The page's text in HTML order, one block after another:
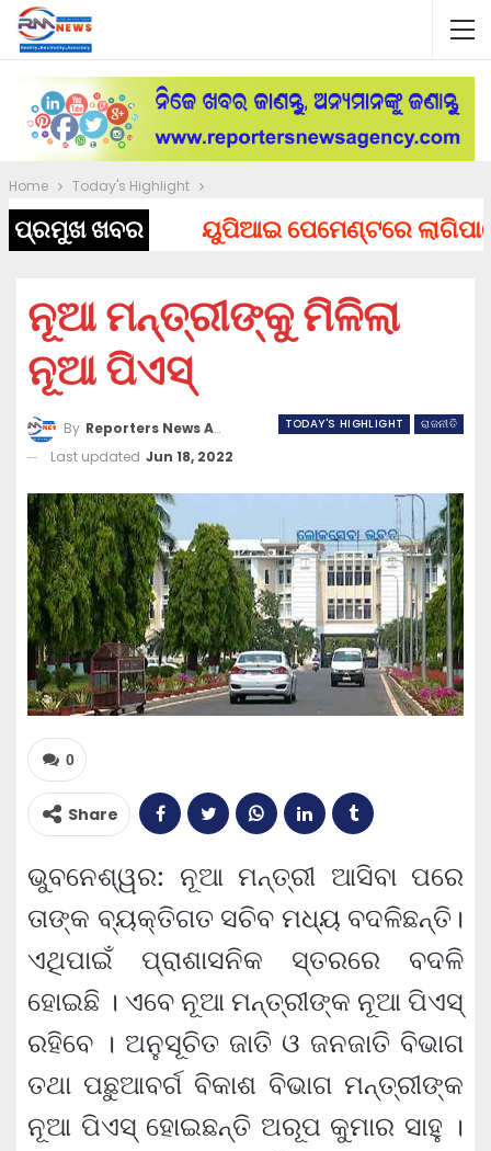
Home Today's Highlight
ପ୍ରମୁଖ ଖବର ୟୁପିଆଇ ପେମେଣ୍ଟରେ ଲାଗିପାରେ
ନୂଆ ମନ୍ତ୍ରୀଙ୍କୁ ମିଳିଲା
ନୂଆ ପିଏସ୍
TODAY'S HIGHLIGHT ରାଜନୀତି
By Reporters News Agency
Last updated Jun 18, 2022
0
Share
ଭୁବନେଶ୍ୱର: ନୂଆ ମନ୍ତ୍ରୀ ଆସିବା ପରେ
ତାଙ୍କ ବ୍ୟକ୍ତିଗତ ସଚିବ ମଧ୍ୟ ବଦଳିଛନ୍ତି।
ଏଥିପାଇଁ ପ୍ରାଶାସନିକ ସ୍ତରରେ ବଦଳି
ହୋଇଛି । ଏବେ ନୂଆ ମନ୍ତ୍ରୀଙ୍କ ନୂଆ ପିଏସ୍‌
ରହିବେ । ଅନୁସୂଚିତ ଜାତି ଓ ଜନଜାତି ବିଭାଗ
ତଥା ପଛୁଆବର୍ଗ ବିକାଶ ବିଭାଗ ମନ୍ତ୍ରୀଙ୍କ
ନୂଆ ପିଏସ୍‌ ହୋଇଛନ୍ତି ଅରୂପ କୁମାର ସାହୁ ।